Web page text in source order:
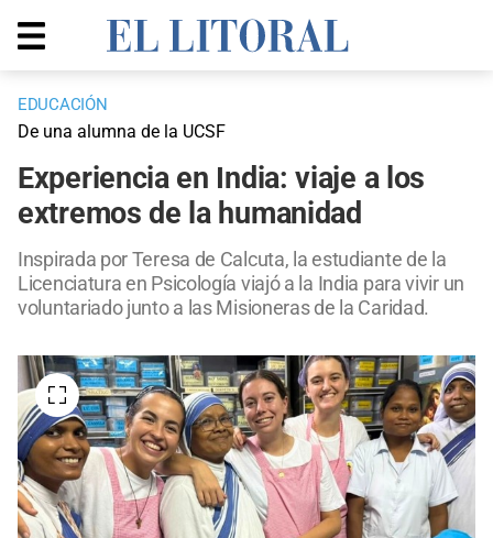
EDUCACIÓN
De una alumna de la UCSF
Experiencia en India: viaje a los
extremos de la humanidad
Inspirada por Teresa de Calcuta, la estudiante de la
Licenciatura en Psicología viajó a la India para vivir un
voluntariado junto a las Misioneras de la Caridad.